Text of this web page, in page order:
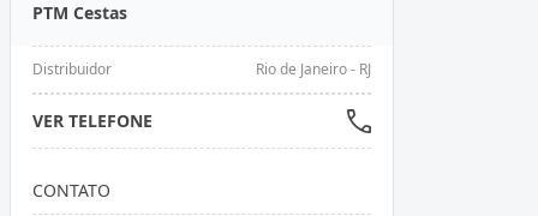
PTM Cestas
Distribuidor Rio de Janeiro - RJ
VER TELEFONE
CONTATO